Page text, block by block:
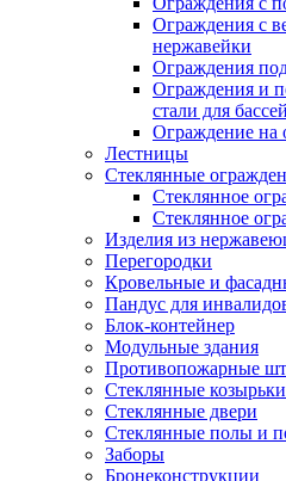
Ограждения с
нержавейки
Ограждения
Ограждения и
стали для
Ограждение на
Лестницы
Стеклянные
Стеклянное
Стеклянное
Изделия из
Перегородки
Кровельные и
Пандус для
Блок-контейнер
Модульные здания
Противопожарные
Стеклянные
Стеклянные двери
Стеклянные полы и
Заборы
Бронеконструкции